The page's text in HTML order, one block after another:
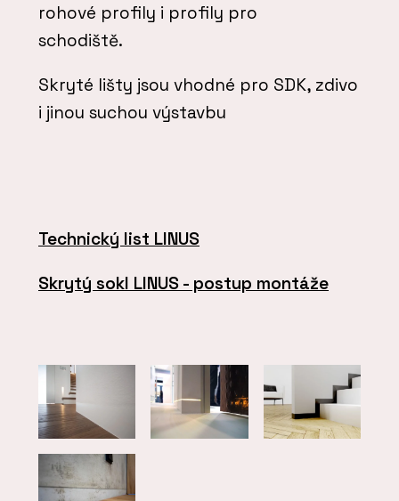
rohové profily i profily pro
schodiště.
Skryté lišty jsou vhodné pro SDK, zdivo
i jinou suchou výstavbu
Technický list LINUS
Skrytý sokl LINUS - postup montáže